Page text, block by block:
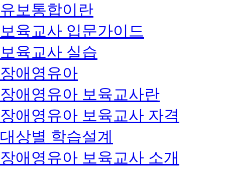
유보통합이란
보육교사 입문가이드
보육교사 실습
장애영유아
장애영유아 보육교사란
장애영유아 보육교사 자격
대상별 학습설계
장애영유아 보육교사 소개